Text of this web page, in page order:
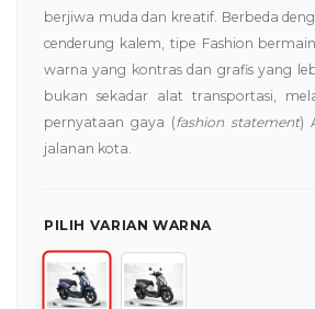
berjiwa muda dan kreatif. Berbeda
cenderung kalem, tipe Fashion
warna yang kontras dan grafis yang
bukan sekadar alat transportasi,
pernyataan gaya (fashion statement)
jalanan kota.
PILIH VARIAN WARNA